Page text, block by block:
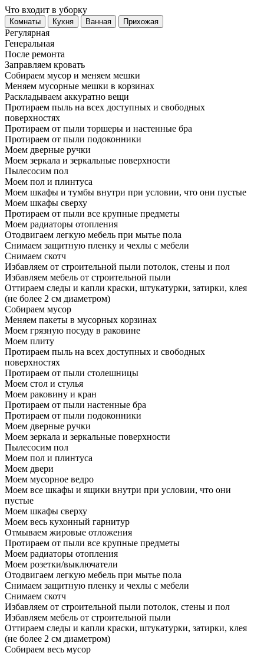
Что входит в уборку
Регу­лярная
Гене­ральная
После ремонта
Заправляем кровать
Собираем мусор и меняем мешки
Меняем мусорные мешки в корзинах
Раскладываем аккуратно вещи
Протираем пыль на всех доступных и свободных
поверхностях
Протираем от пыли торшеры и настенные бра
Протираем от пыли подоконники
Моем дверные ручки
Моем зеркала и зеркальные поверхности
Пылесосим пол
Моем пол и плинтуса
Моем шкафы и тумбы внутри при условии, что они пустые
Моем шкафы сверху
Протираем от пыли все крупные предметы
Моем радиаторы отопления
Отодвигаем легкую мебель при мытье пола
Снимаем защитную пленку и чехлы с мебели
Снимаем скотч
Избавляем от строительной пыли потолок, стены и пол
Избавляем мебель от строительной пыли
Оттираем следы и капли краски, штукатурки, затирки, клея
(не более 2 см диаметром)
Собираем мусор
Меняем пакеты в мусорных корзинах
Моем грязную посуду в раковине
Моем плиту
Протираем пыль на всех доступных и свободных
поверхностях
Протираем от пыли столешницы
Моем стол и стулья
Моем раковину и кран
Протираем от пыли настенные бра
Протираем от пыли подоконники
Моем дверные ручки
Моем зеркала и зеркальные поверхности
Пылесосим пол
Моем пол и плинтуса
Моем двери
Моем мусорное ведро
Моем все шкафы и ящики внутри при условии, что они
пустые
Моем шкафы сверху
Моем весь кухонный гарнитур
Отмываем жировые отложения
Протираем от пыли все крупные предметы
Моем радиаторы отопления
Моем розетки/выключатели
Отодвигаем легкую мебель при мытье пола
Снимаем защитную пленку и чехлы с мебели
Снимаем скотч
Избавляем от строительной пыли потолок, стены и пол
Избавляем мебель от строительной пыли
Оттираем следы и капли краски, штукатурки, затирки, клея
(не более 2 см диаметром)
Собираем весь мусор